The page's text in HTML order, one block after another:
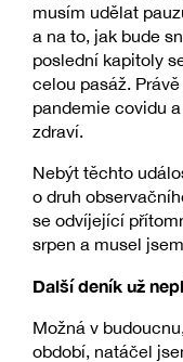
musím udělat
a na to, jak bude
poslední kapitoly
celou pasáž.
pandemie covidu
zdraví.
Nebýt těchto
o druh
se odvíjející
srpen a musel
Další deník už
Možná v
období, natáčel